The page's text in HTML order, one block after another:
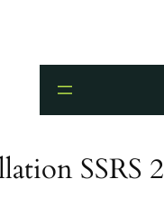
SSRS